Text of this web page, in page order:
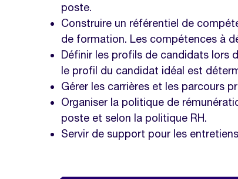
poste.
Construire un référentiel de
de formation. Les compétences à
Définir les profils de candidats lors
le profil du candidat idéal est
Gérer les carrières et les parcours
Organiser la politique de
poste et selon la politique RH.
Servir de support pour les